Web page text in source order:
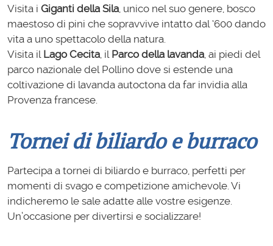
Visita i Giganti della Sila , unico nel suo genere, bosco
maestoso di pini che sopravvive intatto dal ‘600 dando
vita a uno spettacolo della natura.
Visita il Lago Cecita , il Parco della lavanda , ai piedi del
parco nazionale del Pollino dove si estende una
coltivazione di lavanda autoctona da far invidia alla
Provenza francese.
Tornei di biliardo e burraco
Partecipa a tornei di biliardo e burraco, perfetti per
momenti di svago e competizione amichevole. Vi
indicheremo le sale adatte alle vostre esigenze.
Un’occasione per divertirsi e socializzare!